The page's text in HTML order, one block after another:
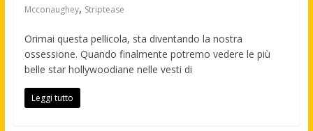
Mcconaughey, Striptease
Orimai questa pellicola, sta diventando la nostra
ossessione. Quando finalmente potremo vedere le più
belle star hollywoodiane nelle vesti di
Leggi tutto